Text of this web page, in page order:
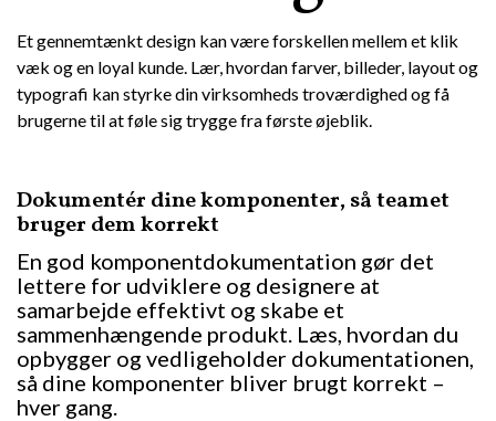
Et gennemtænkt design kan være forskellen mellem et klik
væk og en loyal kunde. Lær, hvordan farver, billeder, layout og
typografi kan styrke din virksomheds troværdighed og få
brugerne til at føle sig trygge fra første øjeblik.
Dokumentér dine komponenter, så teamet
bruger dem korrekt
En god komponentdokumentation gør det
lettere for udviklere og designere at
samarbejde effektivt og skabe et
sammenhængende produkt. Læs, hvordan du
opbygger og vedligeholder dokumentationen,
så dine komponenter bliver brugt korrekt –
hver gang.